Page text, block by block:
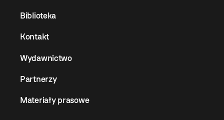
Biblioteka
Kontakt
Wydawnictwo
Partnerzy
Materiały prasowe